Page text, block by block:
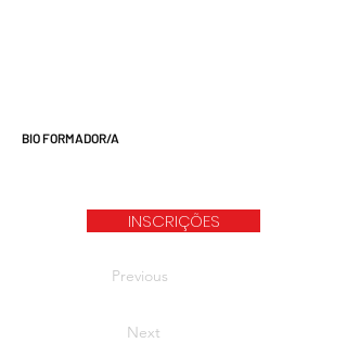
BIO FORMADOR/A
INSCRIÇÕES
Previous
Next